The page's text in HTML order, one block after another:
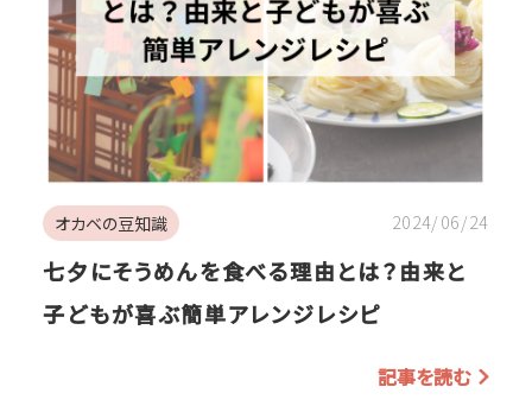
オカベの豆知識 2024/06/24
七夕にそうめんを食べる理由とは？由来と
子どもが喜ぶ簡単アレンジレシピ
記事を読む